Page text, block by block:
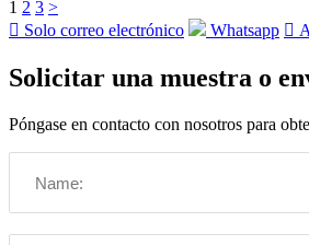
1 2 3 >
 Solo correo electrónico Whatsapp 
Solicitar una muestra o
Póngase en contacto con nosotros para